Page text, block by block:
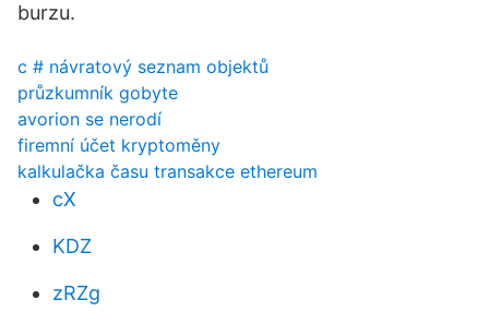
burzu.
c # návratový seznam objektů
průzkumník gobyte
avorion se nerodí
firemní účet kryptoměny
kalkulačka času transakce ethereum
cX
KDZ
zRZg